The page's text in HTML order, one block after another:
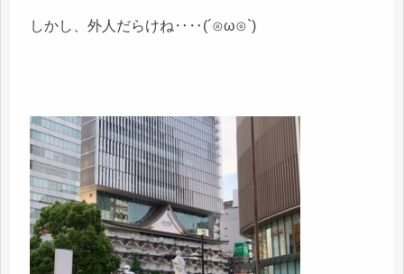
しかし、外人だらけね‥‥(´⊙ω⊙`)